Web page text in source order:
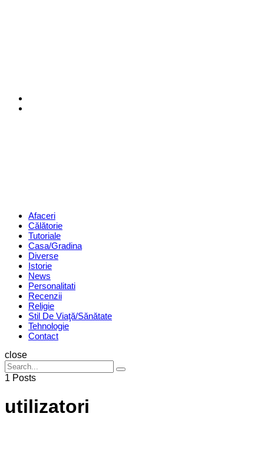
Menu Afaceri
Călătorie
Tutoriale
Casa/Gradina
Diverse
Istorie
News
Personalitati
Recenzii
Religie
Stil De Viaţă/Sănătate
Tehnologie
Contact
Search
close
Search
for:
Search
1 Posts
utilizatori